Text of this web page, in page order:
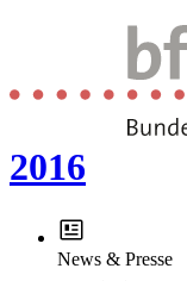
2016
News & Presse